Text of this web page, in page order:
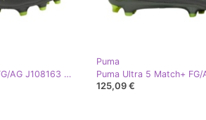
Puma Ultra 5 Match+ LL FG/AG J108163 03 Fotbollsskor grå
Puma
125,09 €